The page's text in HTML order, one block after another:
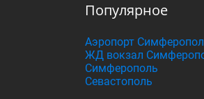
Популярное
Аэропорт
ЖД вокзал
Симферополь
Севастополь